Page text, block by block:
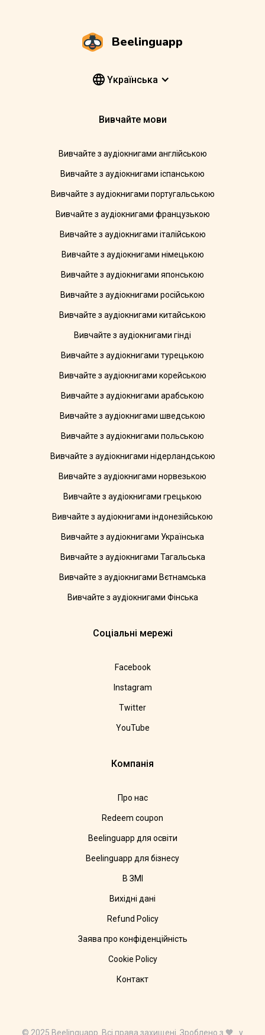
Beelinguapp
Yкраїнська
Вивчайте мови
Вивчайте з аудіокнигами англійською
Вивчайте з аудіокнигами іспанською
Вивчайте з аудіокнигами португальською
Вивчайте з аудіокнигами французькою
Вивчайте з аудіокнигами італійською
Вивчайте з аудіокнигами німецькою
Вивчайте з аудіокнигами японською
Вивчайте з аудіокнигами російською
Вивчайте з аудіокнигами китайською
Вивчайте з аудіокнигами гінді
Вивчайте з аудіокнигами турецькою
Вивчайте з аудіокнигами корейською
Вивчайте з аудіокнигами арабською
Вивчайте з аудіокнигами шведською
Вивчайте з аудіокнигами польською
Вивчайте з аудіокнигами нідерландською
Вивчайте з аудіокнигами норвезькою
Вивчайте з аудіокнигами грецькою
Вивчайте з аудіокнигами індонезійською
Вивчайте з аудіокнигами Українська
Вивчайте з аудіокнигами Тагальська
Вивчайте з аудіокнигами Вєтнамська
Вивчайте з аудіокнигами Фінська
Соціальні мережі
Facebook
Instagram
Twitter
YouTube
Компанія
Про нас
Redeem coupon
Beelinguapp для освіти
Beelinguapp для бізнесу
В ЗМІ
Вихідні дані
Refund Policy
Заява про конфіденційність
Cookie Policy
Контакт
© 2025 Beelinguapp. Всі права захищені. Зроблено з 🧡 у